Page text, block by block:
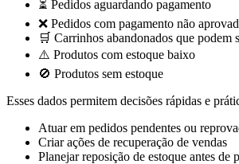
⏳ Pedidos aguardando pagamento
❌ Pedidos com pagamento não
🛒 Carrinhos abandonados que podem
⚠️ Produtos com estoque baixo
🚫 Produtos sem estoque
Esses dados permitem decisões rápidas e
Atuar em pedidos pendentes ou
Criar ações de recuperação de vendas
Planejar reposição de estoque antes de